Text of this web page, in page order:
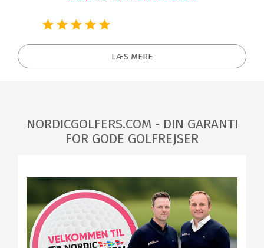
LÆS MERE
NORDICGOLFERS.COM - DIN GARANTI
FOR GODE GOLFREJSER